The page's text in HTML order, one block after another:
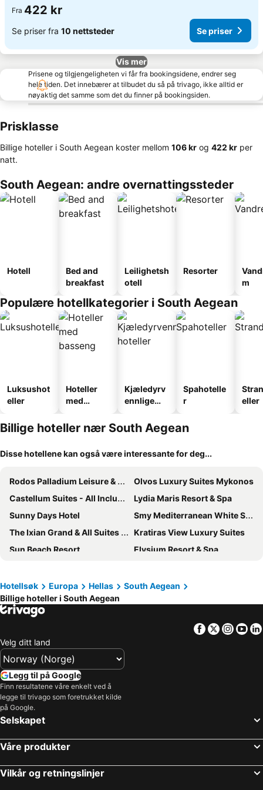
Fra 422 kr
Se priser fra 10 nettsteder Se priser
Vis mer
Prisene og tilgjengeligheten vi får fra bookingsidene, endrer seg
hele tiden. Det innebærer at tilbudet du så på trivago, ikke alltid er
nøyaktig det samme som det du finner på bookingsiden.
Prisklasse
Billige hoteller i South Aegean koster mellom ‎106 kr og ‎422 kr per
natt.
South Aegean: andre overnattingssteder
Hotell
Bed and
breakfast
Leilighetsh
otell
Resorter
m
Populære hotellkategorier i South Aegean
Luksushot
eller
Hoteller
med
Kjæledyrv
ennlige
Spahotelle
r
eller
Billige hoteller nær South Aegean
Disse hotellene kan også være interessante for deg...
Rodos Palladium Leisure & Wellness
Olvos Luxury Suites Mykonos
Castellum Suites - All Inclusive
Lydia Maris Resort & Spa
Sunny Days Hotel
Smy Mediterranean White Santorini
The Ixian Grand & All Suites - Adults Only Hotel
Kratiras View Luxury Suites
Sun Beach Resort
Elysium Resort & Spa
Olympic Palace Hotel
FarOut BeachClub - Rooms & Camping
Dionysos Hotel
Mediterranean Hotel
Oia Sunset Villas
Home Hotel Uman
Ibiscus Hotel
Amus Hotel & Spa
Esperia City Hotel
Atlantis Boutique City Hotel
Manousos City Hotel
Rhodos Horizon City
Sunshine Rhodes
Hotellsøk Europa Hellas
South Aegean
Billige hoteller i South Aegean
Facebook
Twitter
Velg ditt land
Legg til på Google
Finn resultatene våre enkelt ved å
legge til trivago som foretrukket kilde
på Google.
Selskapet
Våre produkter
Vilkår og retningslinjer